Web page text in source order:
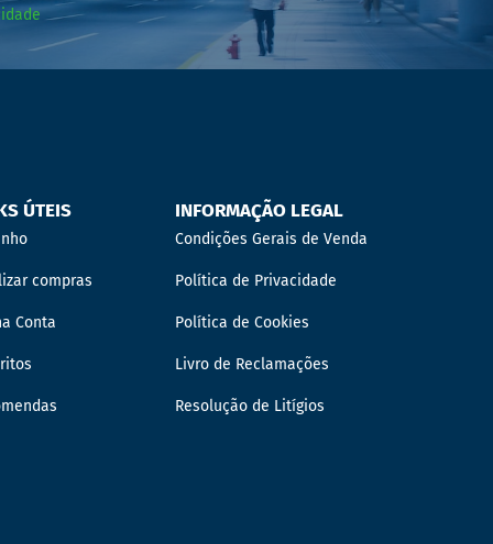
ÚTEIS
compras
Conta
INFORMAÇÃO LEGAL
Condições Gerais de Venda
Política de Privacidade
Política de Cookies
Livro de Reclamações
Resolução de Litígios